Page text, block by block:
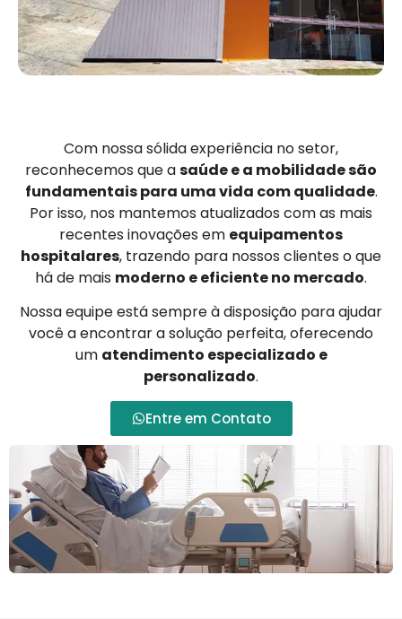
Com nossa sólida experiência no setor,
reconhecemos que asaúde e a mobilidade são
fundamentais para uma vida com qualidade.
Por isso, nos mantemos atualizados com as mais
recentes inovações em equipamentos
hospitalares, trazendo para nossos clientes o que
há de mais moderno e eficiente no mercado.
Nossa equipe está sempre à disposição para ajudar
você a encontrar a solução perfeita, oferecendo
um atendimento especializado e
personalizado.
Entre em Contato